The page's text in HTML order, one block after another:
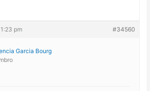
pm #34560
Garcia Bourg